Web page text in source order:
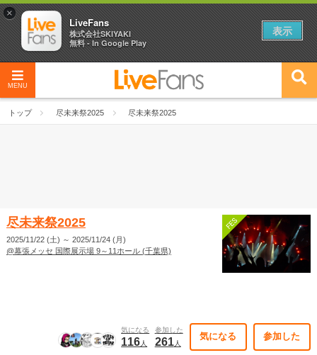
MENU
トップ 尽未来祭2025 尽未来祭2025
尽未来祭2025
2025/11/22 (土) ～ 2025/11/24 (月)
@幕張メッセ 国際展示場 9～11ホール (千葉県)
気になる
116人
参加した
261人
気になる 参加した
×
LiveFans
株式会社SKIYAKI
無料 - In Google Play
表示